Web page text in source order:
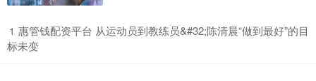
1 ​惠管钱配资平台 从运动员到教练员&#32;陈清晨“做到最好”的目
标未变